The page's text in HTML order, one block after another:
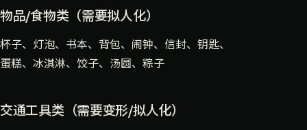
物品/食物类（需要拟人化）
杯子、灯泡、书本、背包、闹钟、信封、钥匙、
蛋糕、冰淇淋、饺子、汤圆、粽子
交通工具类（需要变形/拟人化）